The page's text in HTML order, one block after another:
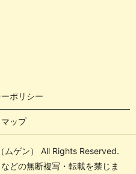
ポリシー
ップ
ゲン） All Rights Reserved.
どの無断複写・転載を禁じま